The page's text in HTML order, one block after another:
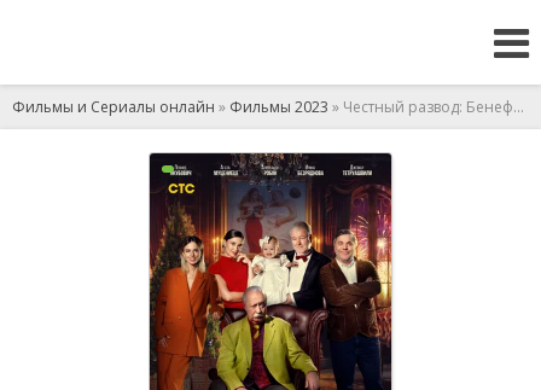
Фильмы и Сериалы онлайн » Фильмы 2023 » Честный развод: Бенефис